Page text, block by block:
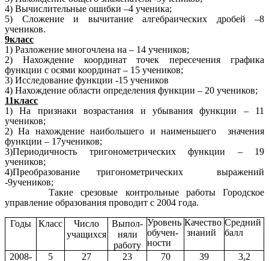
4) Вычислительные ошибки –4 ученика;
5) Сложение и вычитание алгебраических дробей –8
учеников.
9класс
1) Разложение многочлена на – 14 учеников;
2) Нахождение координат точек пересечения графика
функции с осями координат – 15 учеников;
3) Исследование функции -15 учеников
4) Нахождение области определения функции – 20 учеников;
11класс
1) На признаки возрастания и убывания функции – 11
учеников;
2) На нахождение наибольшего и наименьшего значения
функции – 17учеников;
3)Периодичность тригонометрических функции – 19
учеников;
4)Преобразование тригонометрических выражений
-9учеников;
Такие срезовые контрольные работы Городское
управление образования проводит с 2004 года.
Годы Класс
Число
учащихся
Выпол-
няли
работу
Уровень
обучен-
ности
Качество
знаний
Средний
балл
2008-
5 27 23 70 39 3,2